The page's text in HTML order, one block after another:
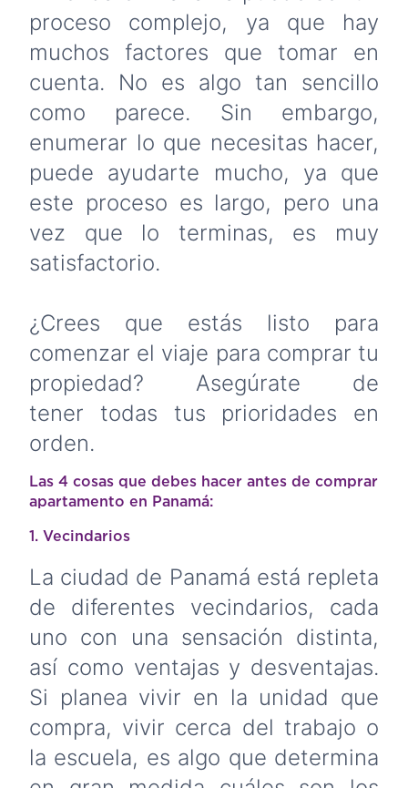
proceso complejo, ya que hay
muchos factores que tomar en
cuenta. No es algo tan sencillo
como parece. Sin embargo,
enumerar lo que necesitas hacer,
puede ayudarte mucho, ya que
este proceso es largo, pero una
vez que lo terminas, es muy
satisfactorio.
¿Crees que estás listo para
comenzar el viaje para comprar tu
propiedad? Asegúrate de
tener todas tus prioridades en
orden.
Las 4 cosas que debes hacer antes de comprar
apartamento en Panamá:
1. Vecindarios
La ciudad de Panamá está repleta
de diferentes vecindarios, cada
uno con una sensación distinta,
así como ventajas y desventajas.
Si planea vivir en la unidad que
compra, vivir cerca del trabajo o
la escuela, es algo que determina